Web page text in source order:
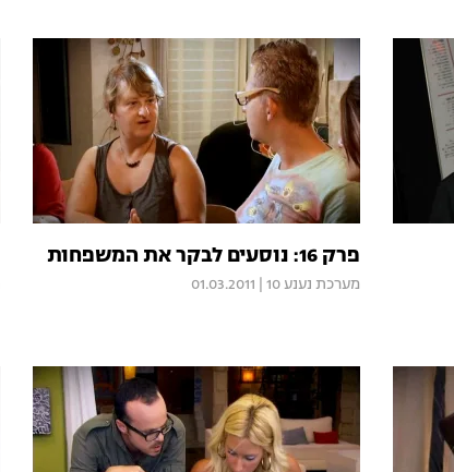
פרק 16: נוסעים לבקר את המשפחות
מערכת נענע 10 01.03.2011